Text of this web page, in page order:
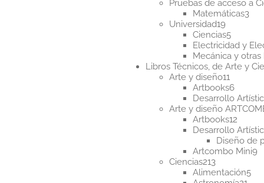
Pruebas de acceso a
Matemáticas33
Universidad19
productos
Ciencias55
Electricidad y
Mecánica y otras
Libros Técnicos, de Arte y
Arte y diseño11
Artbooks66
Desarrollo
Arte y diseño
Artbooks12
Desarrollo
Diseño de
Artcombo Mini9
Ciencias213213
productos
Alimentación55